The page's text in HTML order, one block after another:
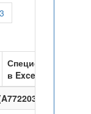
3
Спецификация
в Excel